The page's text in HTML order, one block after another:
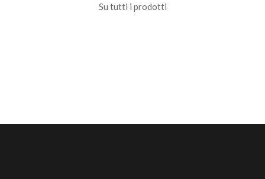
Su tutti i prodotti